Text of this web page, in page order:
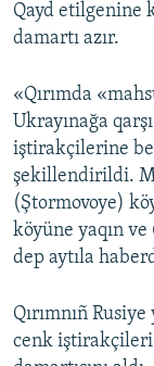
Qayd etilgenine
damartı azır.
«Qırımda
Ukrayınağa
iştirakçilerine
şekillendirildi.
(Ştormovoye)
köyüne yaqın
dep aytıla
Qırımnıñ Rusiye
cenk iştirakçileri